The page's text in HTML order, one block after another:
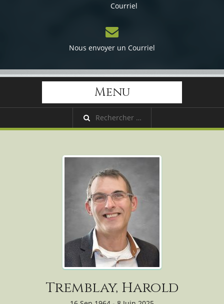
Courriel
Nous envoyer un Courriel
Menu
Tremblay, Harold